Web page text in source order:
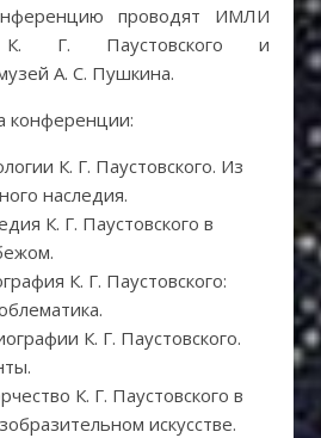
проводят ИМЛИ
Г. Паустовского и
А. С. Пушкина.
конференции:
К. Г. Паустовского. Из
наследия.
К. Г. Паустовского в
К. Г. Паустовского:
К. Г. Паустовского.
К. Г. Паустовского в
искусстве.